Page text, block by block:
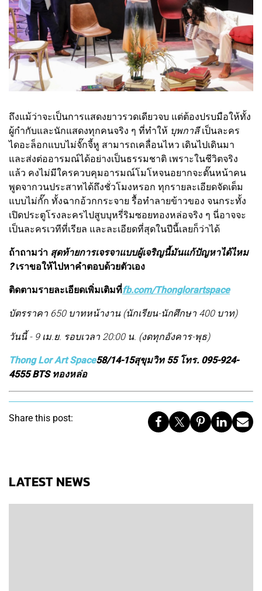
ถึงแม้ว่าจะเป็นการแสดงยาวรวดเดียวจบ แต่ต้องปรบมือให้ทั้ง
ผู้กำกับและนักแสดงทุกคนจริง ๆ ที่ทำให้ บุพกาลีเป็นละคร
ไดอะล็อกแบบไม่จั๊กจี้หู สามารถเคลื่อนไหว เดินไปเดินมา
และส่งต่ออารมณ์ได้อย่างเป็นธรรมชาติ เพราะในชีวิตจริง
แล้ว คงไม่มีใครควบคุมอารมณ์โมโหจนอยากจะตั๊นหน้าคน
พูดจากวนประสาทได้ถึงชั่วโมงหรอก ทุกรายละเอียดจัดเต็ม
แบบไม่กั๊ก ทั้งฉากอ้วกกระจาย รื้อทำลายข้าวของ จนกระทั้ง
เปิดประตูโรงละครไปสูบบุหรี่ริมซอยทองหล่อจริง ๆ นี่อาจจะ
เป็นละครเวทีที่เรียล และละเอียดที่สุดในปีนี้เลยก็ว่าได้
ถ้าถามว่า สุดท้ายการเจรจาแบบผู้เจริญนี้มันแก้ปัญหาได้ไหม
?เราขอให้ไปหาคำตอบด้วยตัวเอง
ติดตามรายละเอียดเพิ่มเติมที่fb.com/Thonglorartspace
บัตรราคา 650 บาทหน้างาน (นักเรียน-นักศึกษา 400 บาท)
วันนี้ - 9 เม.ย. รอบเวลา 20:00 น. (งดทุกอังคาร-พุธ)
Thong Lor Art Space58/14-15สุขุมวิท 55 โทร. 095-924-
4555 BTS ทองหล่อ
Share this post:
LATEST NEWS